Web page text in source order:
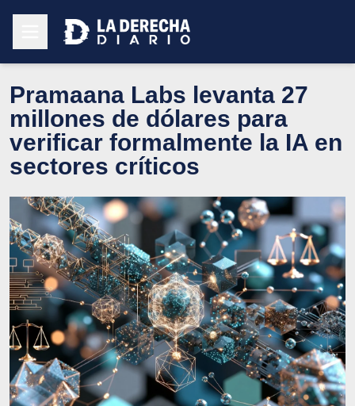
Pramaana Labs levanta 27
millones de dólares para
verificar formalmente la IA en
sectores críticos